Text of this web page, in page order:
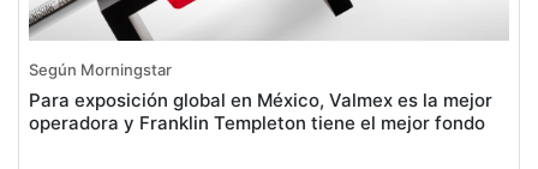
Según Morningstar
Para exposición global en México, Valmex es la mejor
operadora y Franklin Templeton tiene el mejor fondo